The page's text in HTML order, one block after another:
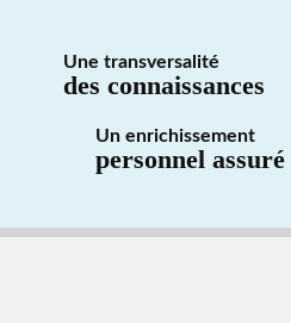
Une transversalité
des connaissances
Un enrichissement
personnel assuré